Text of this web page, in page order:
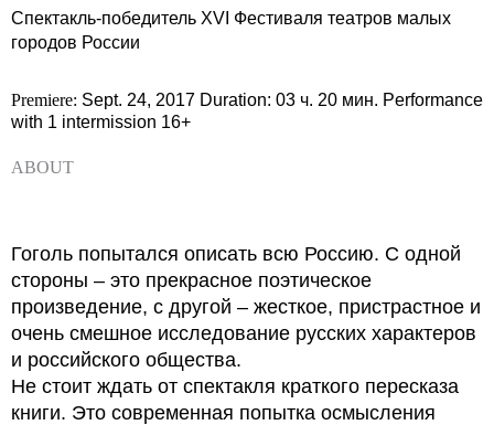
Спектакль-победитель XVI Фестиваля театров малых
городов России
Premiere: Sept. 24, 2017 Duration: 03 ч. 20 мин. Performance
with 1 intermission 16+
ABOUT
Гоголь попытался описать всю Россию. С одной
стороны – это прекрасное поэтическое
произведение, с другой – жесткое, пристрастное и
очень смешное исследование русских характеров
и российского общества.
Не стоит ждать от спектакля краткого пересказа
книги. Это современная попытка осмысления